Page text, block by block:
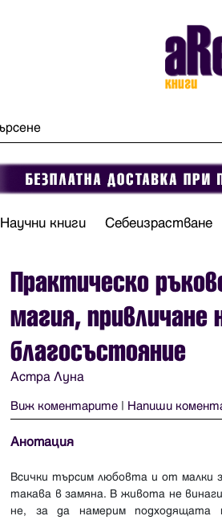
Научни книги Себеизрастване
Практическо
магия, привличане
благосъстояние
Астра Луна
Виж коментарите | Напиши
Анотация
Всички търсим любовта и от малки
такава в замяна. В живота не
не, за да намерим подходящата